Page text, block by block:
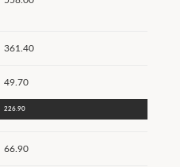
361.40
49.70
226.90
66.90